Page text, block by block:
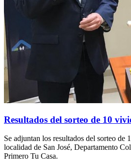
Resultados del sorteo de 10
Se adjuntan los resultados del sorteo de
localidad de San José, Departamento
Primero Tu Casa.